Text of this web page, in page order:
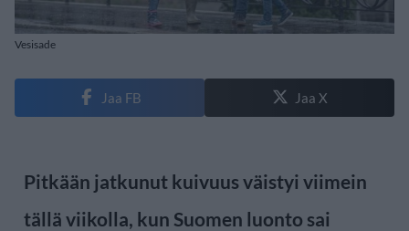
Vesisade
Jaa FB Jaa X
Pitkään jatkunut kuivuus väistyi viimein
tällä viikolla, kun Suomen luonto sai